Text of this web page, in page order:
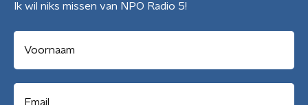
Ik wil niks missen van NPO Radio 5!